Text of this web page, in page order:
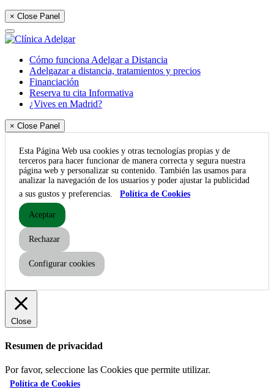
× Close Panel
Cómo funciona Adelgar a Distancia
Adelgazar a distancia, tratamientos y precios
Financiación
Reserva tu cita Informativa
¿Vives en Madrid?
× Close Panel
Esta Página Web usa cookies y otras tecnologías propias y de
terceros para hacer funcionar de manera correcta y segura nuestra
página web y personalizar su contenido. También las usamos para
analizar la navegación de los usuarios y poder ajustar la publicidad
a sus gustos y preferencias.
Política de Cookies
Aceptar
Rechazar
Configurar cookies
Close
Resumen de privacidad
Por favor, seleccione las Cookies que permite utilizar.
Política de Cookies